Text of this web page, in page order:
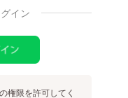
イン
権限を許可してく